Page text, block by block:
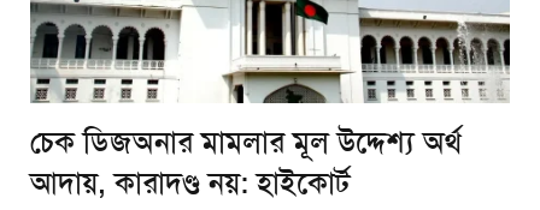
চেক ডিজঅনার মামলার মূল উদ্দেশ্য অর্থ
আদায়, কারাদণ্ড নয়: হাইকোর্ট